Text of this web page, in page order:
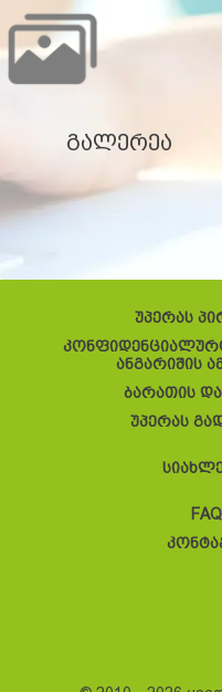
გალერეა
უპერას
ანგარიშის
ბარათის
უპერას
FAQ